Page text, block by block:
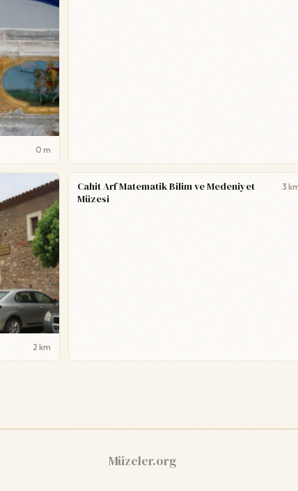
0 m
2 km
Cahit Arf Matematik Bilim ve Medeniyet
Müzesi
3
Müzeler.org